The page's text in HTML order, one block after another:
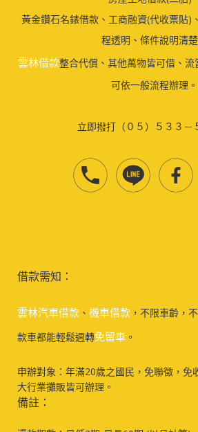
黃金鑽石名錶借款、工商融資(代收票貼)
程透明、條件說明清楚
雲林借款整合代償、其他萬物皆可借、
可依一般流程辦理。
立即撥打（０５）５３３－
借款需知：
雲林汽車借款 、 機車借款 ，不限車齡，
款車都能輕鬆週轉免留車 。
申辦對象：年滿20歲之國民，免聯徵，免
大行業攤販皆可辦理。
備註：